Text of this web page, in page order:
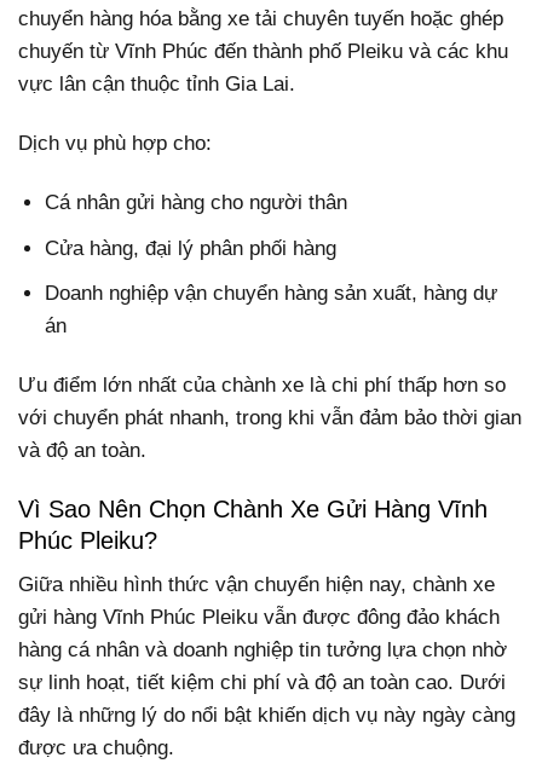
chuyển hàng hóa bằng xe tải chuyên tuyến hoặc ghép
chuyến từ Vĩnh Phúc đến thành phố Pleiku và các khu
vực lân cận thuộc tỉnh Gia Lai.
Dịch vụ phù hợp cho:
Cá nhân gửi hàng cho người thân
Cửa hàng, đại lý phân phối hàng
Doanh nghiệp vận chuyển hàng sản xuất, hàng dự
án
Ưu điểm lớn nhất của chành xe là chi phí thấp hơn so
với chuyển phát nhanh, trong khi vẫn đảm bảo thời gian
và độ an toàn.
Vì Sao Nên Chọn Chành Xe Gửi Hàng Vĩnh
Phúc Pleiku?
Giữa nhiều hình thức vận chuyển hiện nay, chành xe
gửi hàng Vĩnh Phúc Pleiku vẫn được đông đảo khách
hàng cá nhân và doanh nghiệp tin tưởng lựa chọn nhờ
sự linh hoạt, tiết kiệm chi phí và độ an toàn cao. Dưới
đây là những lý do nổi bật khiến dịch vụ này ngày càng
được ưa chuộng.